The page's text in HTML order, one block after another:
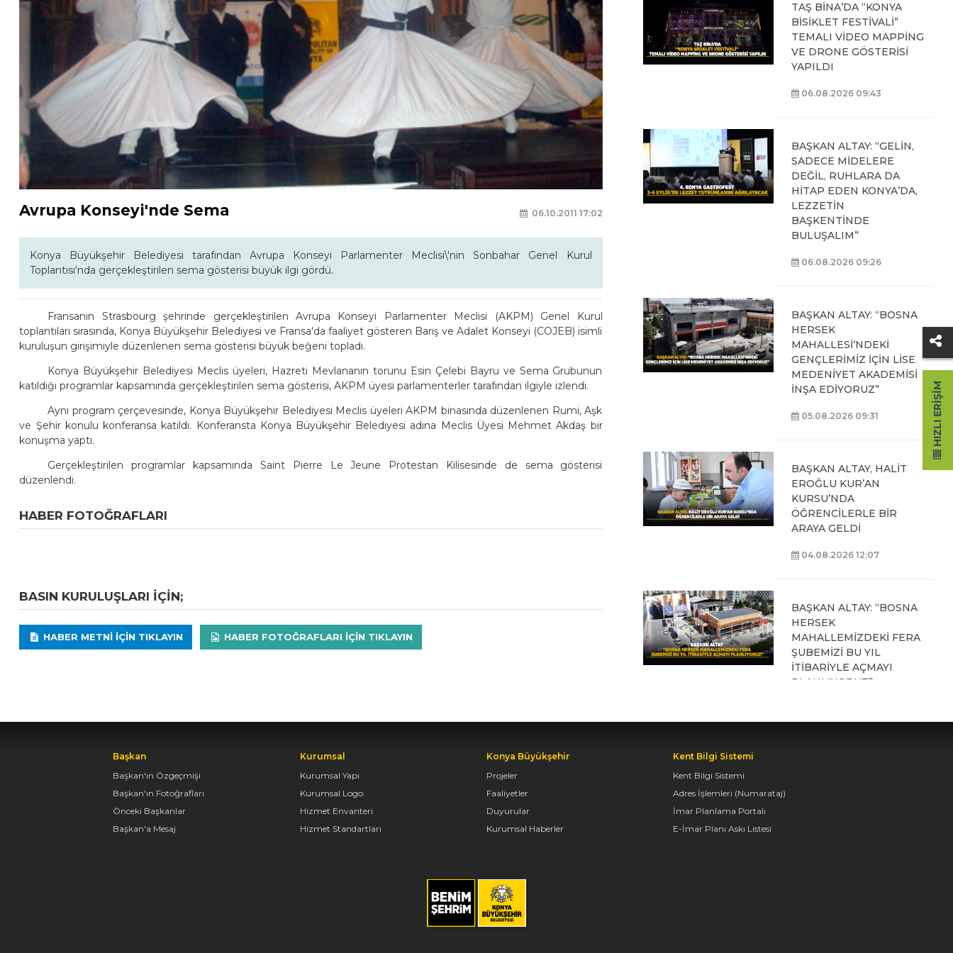
Avrupa Konseyi'nde Sema 06.10.2011 17:02
Konya Büyükşehir Belediyesi tarafından Avrupa Konseyi Parlamenter Meclisi\'nin Sonbahar Genel Kurul
Toplantısı'nda gerçekleştirilen sema gösterisi büyük ilgi gördü.
Fransanın Strasbourg şehrinde gerçekleştirilen Avrupa Konseyi Parlamenter Meclisi (AKPM) Genel Kurul
toplantıları sırasında, Konya Büyükşehir Belediyesi ve Fransa'da faaliyet gösteren Barış ve Adalet Konseyi (COJEB) isimli
kuruluşun girişimiyle düzenlenen sema gösterisi büyük beğeni topladı.
Konya Büyükşehir Belediyesi Meclis üyeleri, Hazreti Mevlananın torunu Esin Çelebi Bayru ve Sema Grubunun
katıldığı programlar kapsamında gerçekleştirilen sema gösterisi, AKPM üyesi parlamenterler tarafından ilgiyle izlendi.
Aynı program çerçevesinde, Konya Büyükşehir Belediyesi Meclis üyeleri AKPM binasında düzenlenen Rumi, Aşk
ve Şehir konulu konferansa katıldı. Konferansta Konya Büyükşehir Belediyesi adına Meclis Üyesi Mehmet Akdaş bir
konuşma yaptı.
Gerçekleştirilen programlar kapsamında Saint Pierre Le Jeune Protestan Kilisesinde de sema gösterisi
düzenlendi.
HABER FOTOĞRAFLARI
BASIN KURULUŞLARI IÇIN;
HABER METNI IÇIN TIKLAYIN HABER FOTOĞRAFLARI IÇIN TIKLAYIN
TAŞ BİNA’DA “KONYA
BİSİKLET FESTİVALİ”
TEMALI VİDEO MAPPİNG
VE DRONE GÖSTERİSİ
YAPILDI
06.08.2026 09:43
BAŞKAN ALTAY: “GELİN,
SADECE MİDELERE
DEĞİL, RUHLARA DA
HİTAP EDEN KONYA’DA,
LEZZETİN
BAŞKENTİNDE
BULUŞALIM”
06.08.2026 09:26
BAŞKAN ALTAY: “BOSNA
HERSEK
MAHALLESİ’NDEKİ
GENÇLERİMİZ İÇİN LİSE
MEDENİYET AKADEMİSİ
İNŞA EDİYORUZ”
05.08.2026 09:31
BAŞKAN ALTAY, HALİT
EROĞLU KUR’AN
KURSU’NDA
ÖĞRENCİLERLE BİR
ARAYA GELDİ
04.08.2026 12:07
BAŞKAN ALTAY: “BOSNA
HERSEK
MAHALLEMİZDEKİ FERA
ŞUBEMİZİ BU YIL
İTİBARİYLE AÇMAYI
PLANLIYORUZ”
Başkan
Başkan'ın Özgeçmişi
Başkan'ın Fotoğrafları
Önceki Başkanlar
Başkan'a Mesaj
Kurumsal
Kurumsal Yapı
Kurumsal Logo
Hizmet Envanteri
Hizmet Standartları
Konya Büyükşehir
Projeler
Faaliyetler
Duyurular
Kurumsal Haberler
Kent Bilgi Sistemi
Kent Bilgi Sistemi
Adres İşlemleri (Numarataj)
İmar Planlama Portalı
E-İmar Planı Askı Listesi
HIZLI ERIŞIM